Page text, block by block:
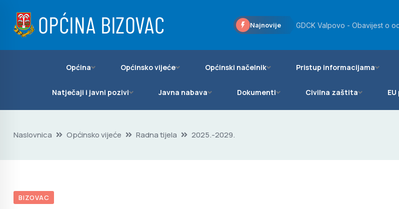
Najnovije GDCK Valpovo - Obavijest o
Općina Općinsko vijeće Općinski načelnik Pristup informacijama
Natječaji i javni pozivi Javna nabava Dokumenti Civilna zaštita
Naslovnica Općinsko vijeće Radna tijela 2025.-2029.
BIZOVAC